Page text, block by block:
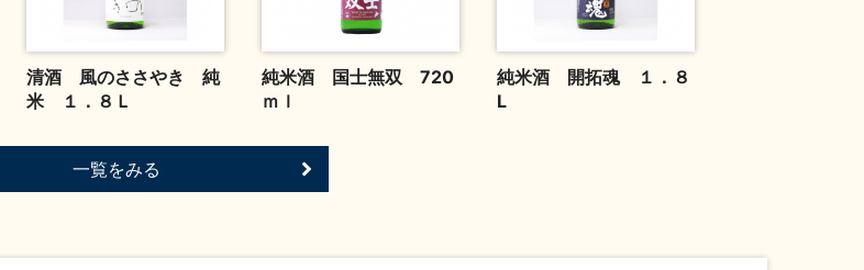
清酒 風のささやき 純
米 １．８Ｌ
純米酒 国士無双 720
ｍｌ
純米酒 開拓魂 １．８
L
一覧をみる